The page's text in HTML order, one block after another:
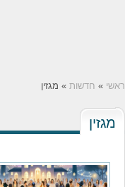
ראשי » חדשות » מגזין
מגזין